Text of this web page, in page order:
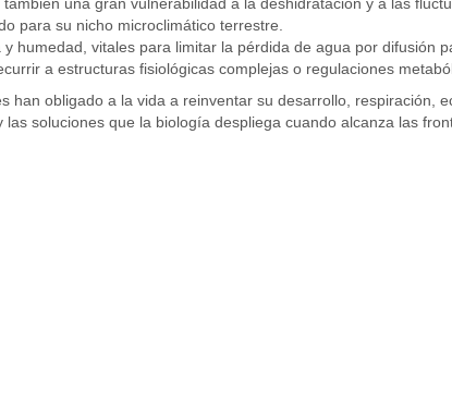
para su nicho microclimático terrestre.
humedad, vitales para limitar la pérdida de agua por difusión
a estructuras fisiológicas complejas o regulaciones
obligado a la vida a reinventar su desarrollo, respiración,
las soluciones que la biología despliega cuando alcanza las